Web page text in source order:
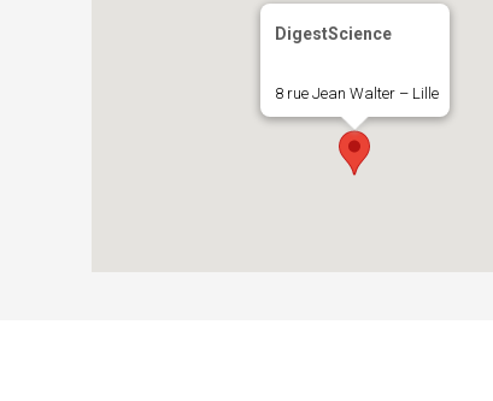
DigestScience
8 rue Jean Walter – Lille